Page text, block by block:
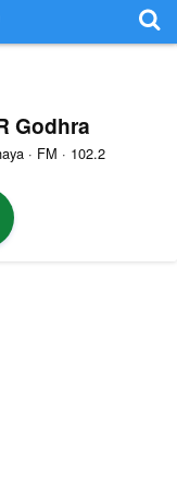
Godhra
· FM · 102.2